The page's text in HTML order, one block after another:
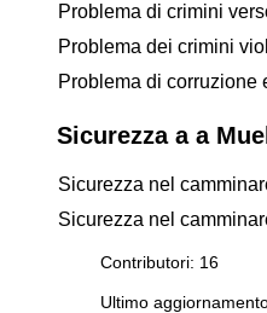
Problema di crimini
Problema dei crimini
Problema di corruzione
Sicurezza a a
Sicurezza nel
Sicurezza nel
Contributori: 16
Ultimo